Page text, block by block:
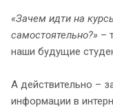
«Зачем идти на
самостоятельно?» –
наши будущие
А действительно –
информации в